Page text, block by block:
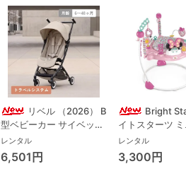
リベル （2026） B
型ベビーカー サイベック
ス(cybex)
レンタル
6,501円
Bright
イトスターツ
ス フォーエバ
レンド ジャン
パルー キッズ
レンタル
3,300円